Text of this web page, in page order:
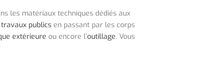
les matériaux techniques dédiés aux
travaux publics en passant par les corps
extérieure ou encore l’outillage. Vous